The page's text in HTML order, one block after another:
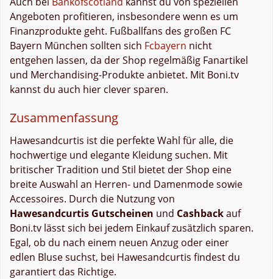
Angeboten profitieren, insbesondere wenn es um
Finanzprodukte geht. Fußballfans des großen FC
Bayern München sollten sich Fcbayern nicht
entgehen lassen, da der Shop regelmäßig Fanartikel
und Merchandising-Produkte anbietet. Mit Boni.tv
kannst du auch hier clever sparen.
Zusammenfassung
Hawesandcurtis ist die perfekte Wahl für alle, die
hochwertige und elegante Kleidung suchen. Mit
britischer Tradition und Stil bietet der Shop eine
breite Auswahl an Herren- und Damenmode sowie
Accessoires. Durch die Nutzung von
Hawesandcurtis Gutscheinen und Cashbackauf
Boni.tv lässt sich bei jedem Einkauf zusätzlich sparen.
Egal, ob du nach einem neuen Anzug oder einer
edlen Bluse suchst, bei Hawesandcurtis findest du
garantiert das Richtige.